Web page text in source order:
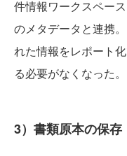
件情報ワークスペー
のメタデータと連携
れた情報をレポート
る必要がなくなった。
3）書類原本の保存